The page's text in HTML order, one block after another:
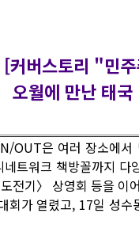
[커버스토리 "민
오월에 만난 태
OUT은 여러 장소에서
네트워크 책방꼴까지
전기〉 상영회 등을
회가 열렸고, 17일 성